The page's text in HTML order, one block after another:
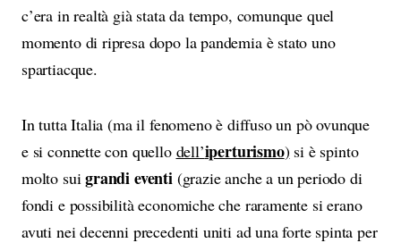
c’era in realtà già stata da tempo, comunque quel
momento di ripresa dopo la pandemia è stato uno
spartiacque.
In tutta Italia (ma il fenomeno è diffuso un pò ovunque
e si connette con quello dell’iperturismo)si è spinto
molto suigrandi eventi(grazie anche a un periodo di
fondi e possibilità economiche che raramente si erano
avuti nei decenni precedenti uniti ad una forte spinta per